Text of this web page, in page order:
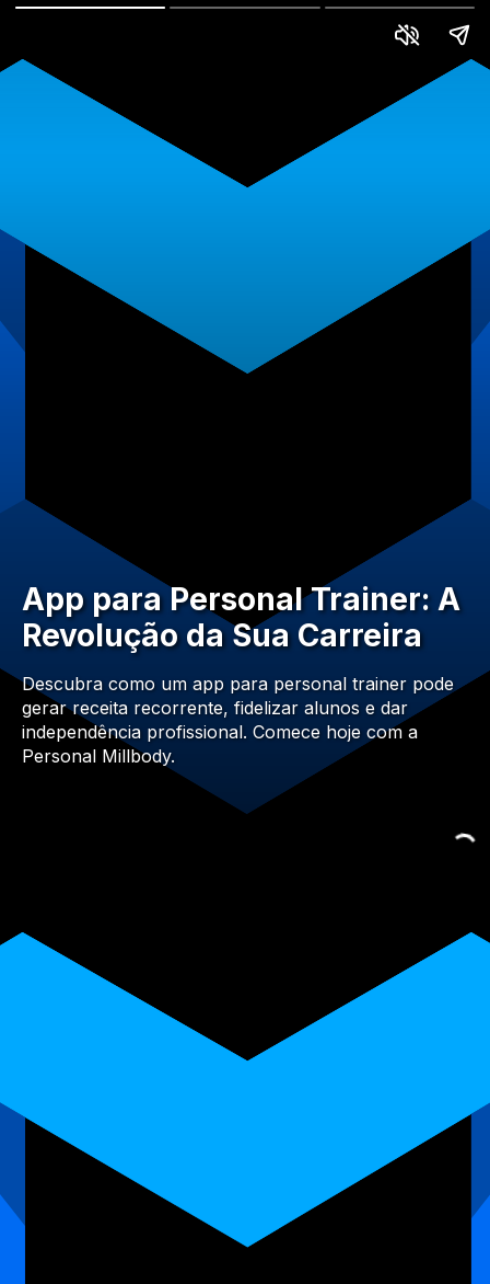
App para Personal Trainer: A
Revolução da Sua Carreira
Descubra como um app para personal trainer pode
gerar receita recorrente, fidelizar alunos e dar
independência profissional. Comece hoje com a
Personal Millbody.